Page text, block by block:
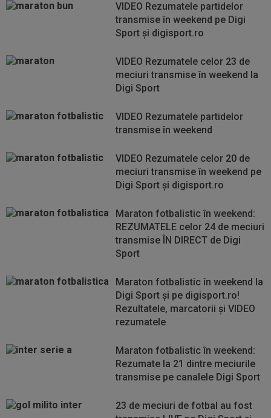
VIDEO Rezumatele partidelor
transmise în weekend pe Digi
Sport şi digisport.ro
VIDEO Rezumatele celor 23 de
meciuri transmise în weekend la
Digi Sport
VIDEO Rezumatele partidelor
transmise în weekend
VIDEO Rezumatele celor 20 de
meciuri transmise în weekend pe
Digi Sport şi digisport.ro
Maraton fotbalistic în weekend:
REZUMATELE celor 24 de meciuri
transmise ÎN DIRECT de Digi
Sport
Maraton fotbalistic în weekend la
Digi Sport şi pe digisport.ro!
Rezultatele, marcatorii şi VIDEO
rezumatele
Maraton fotbalistic în weekend:
Rezumate la 21 dintre meciurile
transmise pe canalele Digi Sport
23 de meciuri de fotbal au fost